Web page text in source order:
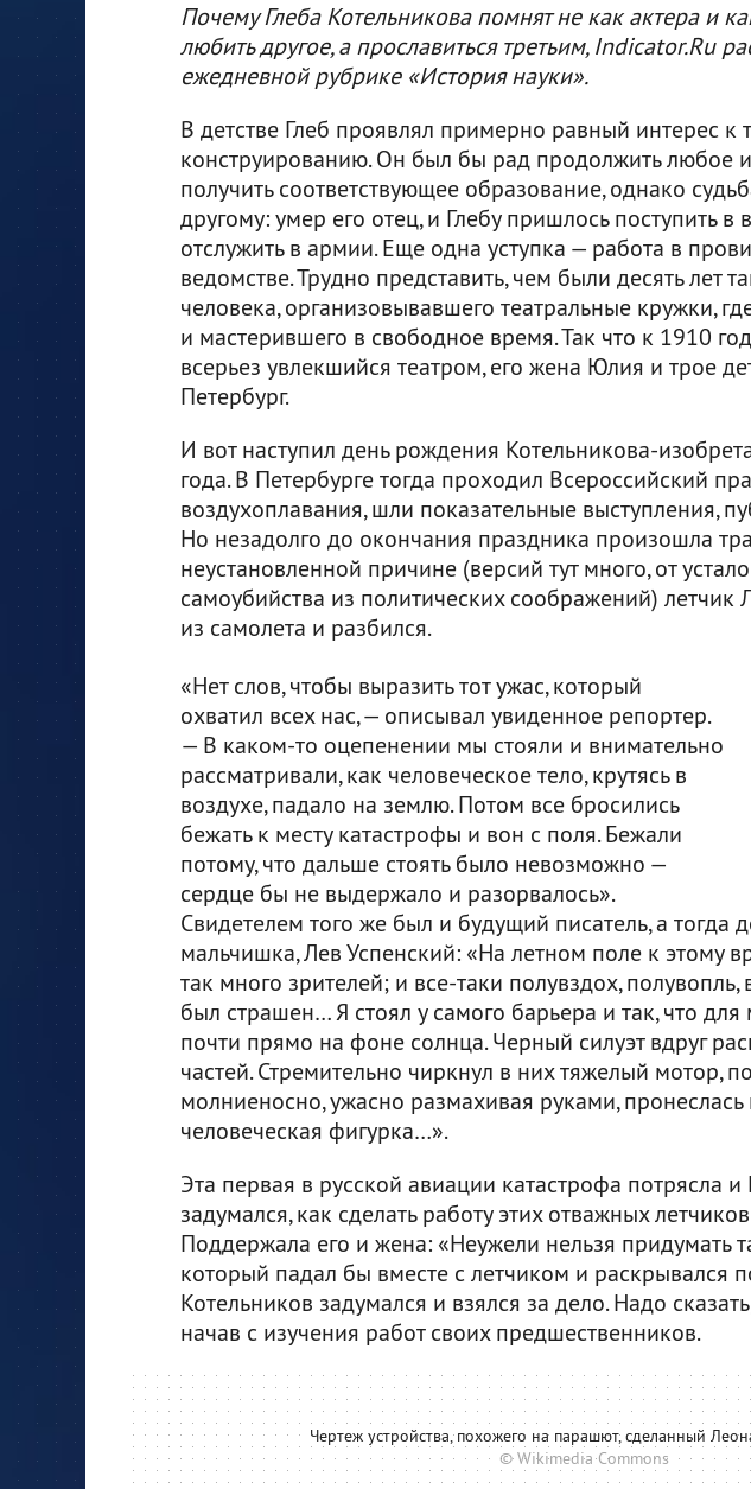
Почему Глеба Котельникова помнят не как актера и
любить другое, а прославиться третьим, Indicator.Ru
ежедневной рубрике «История науки».
В детстве Глеб проявлял примерно равный интерес к
конструированию. Он был бы рад продолжить любое
получить соответствующее образование, однако
другому: умер его отец, и Глебу пришлось поступить
отслужить в армии. Еще одна уступка — работа в
ведомстве. Трудно представить, чем были десять лет
человека, организовывавшего театральные кружки,
и мастерившего в свободное время. Так что к 1910
всерьез увлекшийся театром, его жена Юлия и трое
Петербург.
И вот наступил день рождения Котельникова-
года. В Петербурге тогда проходил Всероссийский
воздухоплавания, шли показательные выступления,
Но незадолго до окончания праздника произошла
неустановленной причине (версий тут много, от
самоубийства из политических соображений)
из самолета и разбился.
«Нет слов, чтобы выразить тот ужас, который
охватил всех нас, — описывал увиденное репортер.
— В каком-то оцепенении мы стояли и внимательно
рассматривали, как человеческое тело, крутясь в
воздухе, падало на землю. Потом все бросились
бежать к месту катастрофы и вон с поля. Бежали
потому, что дальше стоять было невозможно —
сердце бы не выдержало и разорвалось».
Свидетелем того же был и будущий писатель, а тогда
мальчишка, Лев Успенский: «На летном поле к этому
так много зрителей; и все-таки полувздох,
был страшен… Я стоял у самого барьера и так, что
почти прямо на фоне солнца. Черный силуэт вдруг
частей. Стремительно чиркнул в них тяжелый мотор,
молниеносно, ужасно размахивая руками,
человеческая фигурка…».
Эта первая в русской авиации катастрофа потрясла
задумался, как сделать работу этих отважных
Поддержала его и жена: «Неужели нельзя придумать
который падал бы вместе с летчиком и раскрывался
Котельников задумался и взялся за дело. Надо
начав с изучения работ своих предшественников.
Чертеж устройства, похожего на парашют, сделанный
© Wikimedia Commons